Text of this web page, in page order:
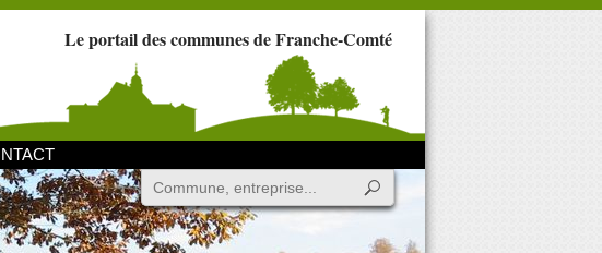
Le portail des communes de Franche-Comté